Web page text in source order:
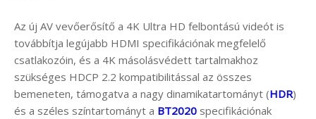
Az új AV vevőerősítő a 4K Ultra HD felbontású videót is
továbbítja legújabb HDMI specifikációnak megfelelő
csatlakozóin, és a 4K másolásvédett tartalmakhoz
szükséges HDCP 2.2 kompatibilitással az összes
bemeneten, támogatva a nagy dinamikatartományt (HDR)
és a széles színtartományt a BT2020 specifikációnak